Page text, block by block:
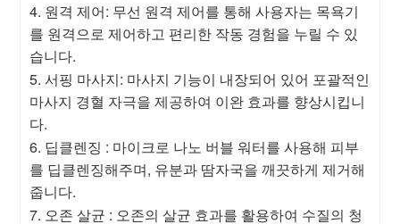
4. 원격 제어: 무선 원격 제어를 통해 사용자는 목욕기
를 원격으로 제어하고 편리한 작동 경험을 누릴 수 있
습니다.
5. 서핑 마사지: 마사지 기능이 내장되어 있어 포괄적인
마사지 경혈 자극을 제공하여 이완 효과를 향상시킵니
다.
6. 딥클렌징 : 마이크로 나노 버블 워터를 사용해 피부
를 딥클렌징해주며, 유분과 땀자국을 깨끗하게 제거해
줍니다.
7. 오존 살균 : 오존의 살균 효과를 활용하여 수질의 청